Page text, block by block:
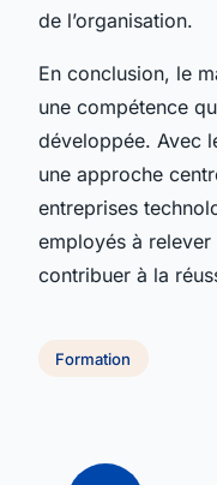
de l’organisation.
En conclusion, le
une compétence
développée. Avec
une approche
entreprises
employés à relever
contribuer à la
Formation